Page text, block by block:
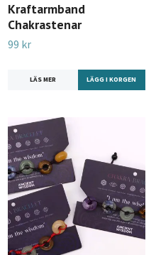
Kraftarmband
Chakrastenar
99 kr
LÄS MER